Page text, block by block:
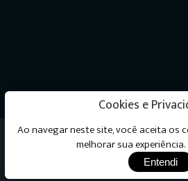
Livraria do Psicanalista ©
reservados
Desenvolvimento e
Cookies e
Ao navegar neste site, você aceita os
melhorar sua experiência.
Entendi